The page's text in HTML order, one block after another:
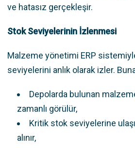
ve hatasız gerçekleşir.
Stok Seviyelerinin İzlenmesi
Malzeme yönetimi ERP
seviyelerini anlık olarak izler.
Depolarda bulunan
zamanlı görülür,
Kritik stok seviyelerine
alınır,